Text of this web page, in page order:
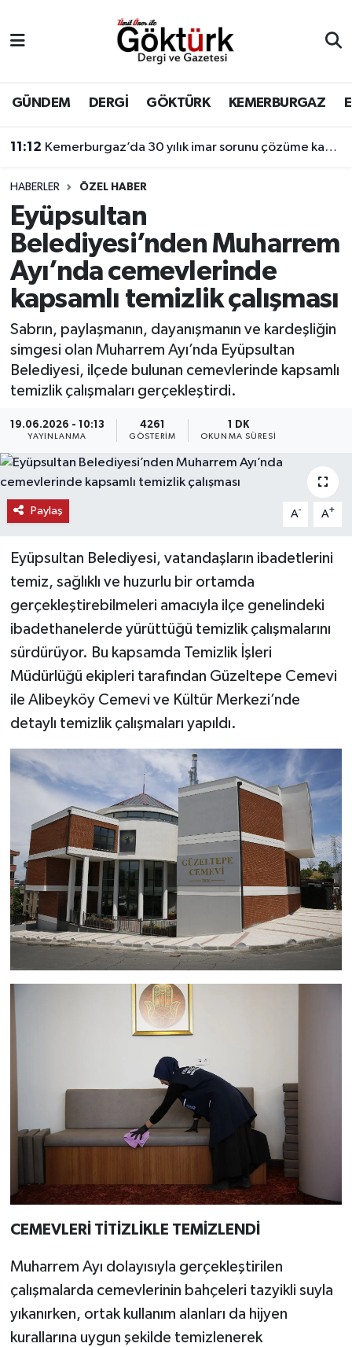
GÜNDEM DERGİ GÖKTÜRK KEMERBURGAZ
11:12 Kemerburgaz’da 30 yılık imar sorunu çözüme kavuşuyor
HABERLER ÖZEL HABER
Eyüpsultan
Belediyesi’nden Muharrem
Ayı’nda cemevlerinde
kapsamlı temizlik çalışması
Sabrın, paylaşmanın, dayanışmanın ve kardeşliğin
simgesi olan Muharrem Ayı’nda Eyüpsultan
Belediyesi, ilçede bulunan cemevlerinde kapsamlı
temizlik çalışmaları gerçekleştirdi.
19.06.2026 - 10:13
YAYINLANMA
4261
GÖSTERIM
1 DK
OKUNMA SÜRESI
Paylaş A- A+
Eyüpsultan Belediyesi, vatandaşların ibadetlerini
temiz, sağlıklı ve huzurlu bir ortamda
gerçekleştirebilmeleri amacıyla ilçe genelindeki
ibadethanelerde yürüttüğü temizlik çalışmalarını
sürdürüyor. Bu kapsamda Temizlik İşleri
Müdürlüğü ekipleri tarafından Güzeltepe Cemevi
ile Alibeyköy Cemevi ve Kültür Merkezi’nde
detaylı temizlik çalışmaları yapıldı.
CEMEVLERİ TİTİZLİKLE TEMİZLENDİ
Muharrem Ayı dolayısıyla gerçekleştirilen
çalışmalarda cemevlerinin bahçeleri tazyikli suyla
yıkanırken, ortak kullanım alanları da hijyen
kurallarına uygun şekilde temizlenerek
BİLİM
DERGİ
DÜNYA
EĞİTİM
EKONOMİ
GÖKTÜRK
GÜNDEM
KEMERBURGAZ
KÜLTÜR - SANAT
MAGAZİN
ÖZEL HABER
SPOR
TEKNOLOJİ
TİCARET
YAŞAM
Eyüpsultan Hava Durumu
Eyüpsultan Trafik Yoğunluk Haritası
Süper Lig Puan Durumu ve Fikstür
Tüm Manşetler
Son Dakika Haberleri
Haber Arşivi